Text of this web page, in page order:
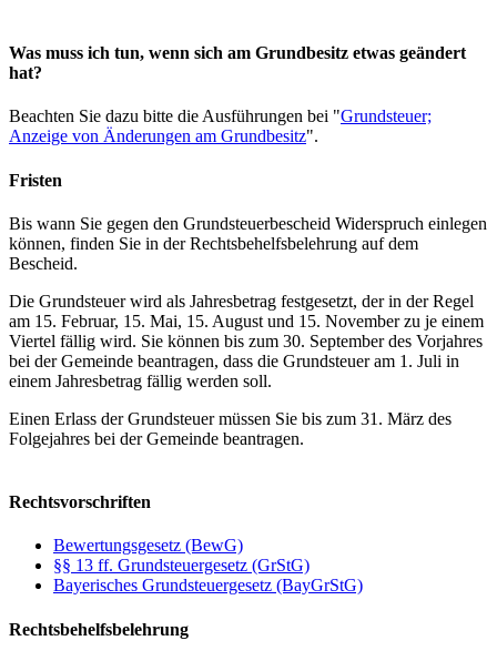
Was muss ich tun, wenn sich am Grundbesitz etwas geändert
hat?
Beachten Sie dazu bitte die Ausführungen bei "Grundsteuer;
Anzeige von Änderungen am Grundbesitz".
Fristen
Bis wann Sie gegen den Grundsteuerbescheid Widerspruch einlegen
können, finden Sie in der Rechtsbehelfsbelehrung auf dem
Bescheid.
Die Grundsteuer wird als Jahresbetrag festgesetzt, der in der Regel
am 15. Februar, 15. Mai, 15. August und 15. November zu je einem
Viertel fällig wird. Sie können bis zum 30. September des Vorjahres
bei der Gemeinde beantragen, dass die Grundsteuer am 1. Juli in
einem Jahresbetrag fällig werden soll.
Einen Erlass der Grundsteuer müssen Sie bis zum 31. März des
Folgejahres bei der Gemeinde beantragen.
Rechtsvorschriften
Bewertungsgesetz (BewG)
§§ 13 ff. Grundsteuergesetz (GrStG)
Bayerisches Grundsteuergesetz (BayGrStG)
Rechtsbehelfsbelehrung